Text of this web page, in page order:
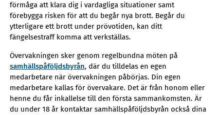
förmåga att klara dig i vardagliga situationer samt
förebygga risken för att du begår nya brott. Begår du
ytterligare ett brott under prövotiden, kan ditt
fängelsestraff komma att verkställas.
Övervakningen sker genom regelbundna möten på
samhällspåföljdsbyrån, där du tilldelas en egen
medarbetare när övervakningen påbörjas. Din egen
medarbetare kallas för övervakare. Det är från honom eller
henne du får inkallelse till den första sammankomsten. Är
du under 18 år kontaktar samhällspåföljdsbyrån också dina